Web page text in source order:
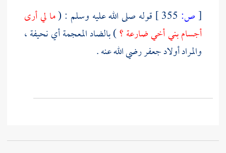
[ص: قوله صلى الله عليه وسلم : (ما لي أرى
أجسام بني أخي ضارعة ؟) بالضاد المعجمة أي نحيفة ،
والمراد أولادجعفررضي الله عنه .